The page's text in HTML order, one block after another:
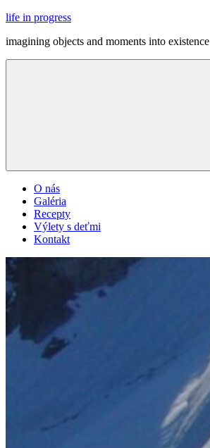
Skip
content
life in progress
imagining objects and moments into existence
O nás
Galéria
Recepty
Výlety s deťmi
Kontakt